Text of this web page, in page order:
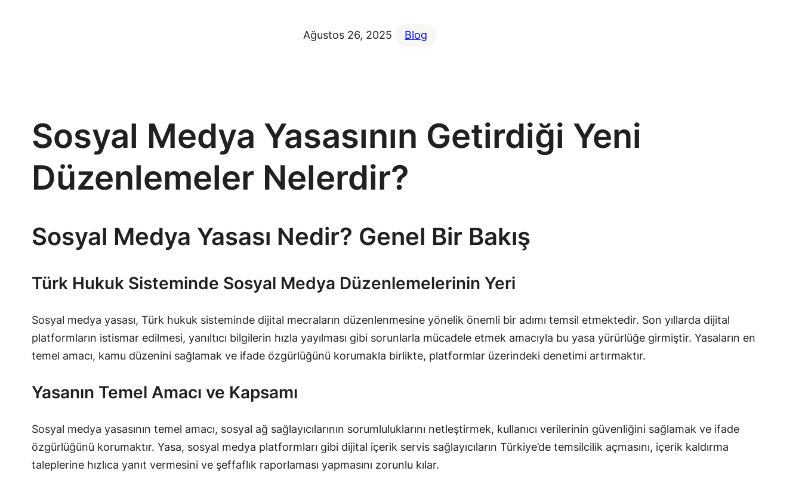
Ağustos 26, 2025 Blog
Sosyal Medya Yasasının Getirdiği Yeni
Düzenlemeler Nelerdir?
Sosyal Medya Yasası Nedir? Genel Bir Bakış
Türk Hukuk Sisteminde Sosyal Medya Düzenlemelerinin Yeri
Sosyal medya yasası, Türk hukuk sisteminde dijital mecraların düzenlenmesine yönelik önemli bir adımı temsil etmektedir. Son yıllarda dijital
platformların istismar edilmesi, yanıltıcı bilgilerin hızla yayılması gibi sorunlarla mücadele etmek amacıyla bu yasa yürürlüğe girmiştir. Yasaların en
temel amacı, kamu düzenini sağlamak ve ifade özgürlüğünü korumakla birlikte, platformlar üzerindeki denetimi artırmaktır.
Yasanın Temel Amacı ve Kapsamı
Sosyal medya yasasının temel amacı, sosyal ağ sağlayıcılarının sorumluluklarını netleştirmek, kullanıcı verilerinin güvenliğini sağlamak ve ifade
özgürlüğünü korumaktır. Yasa, sosyal medya platformları gibi dijital içerik servis sağlayıcıların Türkiye’de temsilcilik açmasını, içerik kaldırma
taleplerine hızlıca yanıt vermesini ve şeffaflık raporlaması yapmasını zorunlu kılar.